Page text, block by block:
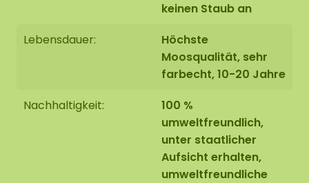
keinen Staub an
Lebensdauer:
Höchste
Moosqualität, sehr
farbecht, 10-20 Jahre
Nachhaltigkeit:
100 %
umweltfreundlich,
unter staatlicher
Aufsicht erhalten,
umweltfreundliche